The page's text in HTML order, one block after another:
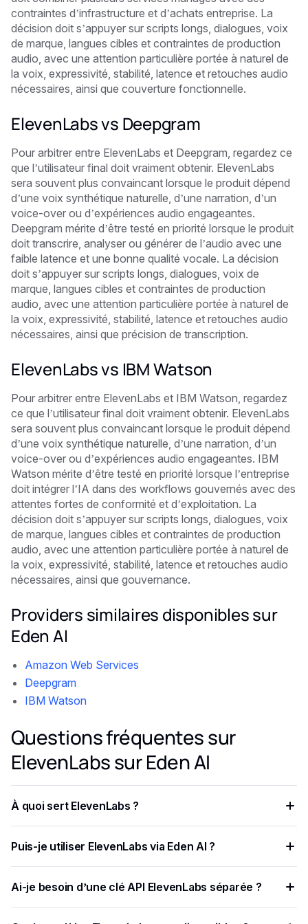
contraintes d’infrastructure et d’achats entreprise. La
décision doit s’appuyer sur scripts longs, dialogues, voix
de marque, langues cibles et contraintes de production
audio, avec une attention particulière portée à naturel de
la voix, expressivité, stabilité, latence et retouches audio
nécessaires, ainsi que couverture fonctionnelle.
ElevenLabs vs Deepgram
Pour arbitrer entre ElevenLabs et Deepgram, regardez ce
que l’utilisateur final doit vraiment obtenir. ElevenLabs
sera souvent plus convaincant lorsque le produit dépend
d’une voix synthétique naturelle, d’une narration, d’un
voice-over ou d’expériences audio engageantes.
Deepgram mérite d’être testé en priorité lorsque le produit
doit transcrire, analyser ou générer de l’audio avec une
faible latence et une bonne qualité vocale. La décision
doit s’appuyer sur scripts longs, dialogues, voix de
marque, langues cibles et contraintes de production
audio, avec une attention particulière portée à naturel de
la voix, expressivité, stabilité, latence et retouches audio
nécessaires, ainsi que précision de transcription.
ElevenLabs vs IBM Watson
Pour arbitrer entre ElevenLabs et IBM Watson, regardez
ce que l’utilisateur final doit vraiment obtenir. ElevenLabs
sera souvent plus convaincant lorsque le produit dépend
d’une voix synthétique naturelle, d’une narration, d’un
voice-over ou d’expériences audio engageantes. IBM
Watson mérite d’être testé en priorité lorsque l’entreprise
doit intégrer l’IA dans des workflows gouvernés avec des
attentes fortes de conformité et d’exploitation. La
décision doit s’appuyer sur scripts longs, dialogues, voix
de marque, langues cibles et contraintes de production
audio, avec une attention particulière portée à naturel de
la voix, expressivité, stabilité, latence et retouches audio
nécessaires, ainsi que gouvernance.
Providers similaires disponibles sur
Eden AI
Amazon Web Services
Deepgram
IBM Watson
Questions fréquentes sur
ElevenLabs sur Eden AI
À quoi sert ElevenLabs ?
audio IA, selon les fonctionnalités disponibles et les
données envoyées à l’API.
Puis-je utiliser ElevenLabs via Eden AI ?
disponible pour la fonctionnalité sélectionnée.
Ai-je besoin d’une clé API ElevenLabs séparée ?